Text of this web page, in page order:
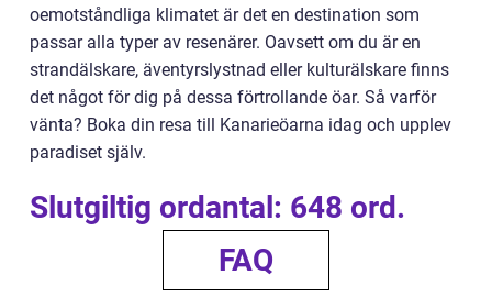
oemotståndliga klimatet är det en destination som
passar alla typer av resenärer. Oavsett om du är en
strandälskare, äventyrslystnad eller kulturälskare finns
det något för dig på dessa förtrollande öar. Så varför
vänta? Boka din resa till Kanarieöarna idag och upplev
paradiset själv.
Slutgiltig ordantal: 648 ord.
FAQ